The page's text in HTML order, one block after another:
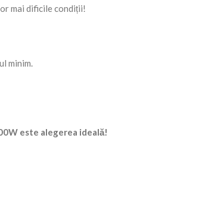
mai dificile condiții!
minim.
este alegerea ideală!